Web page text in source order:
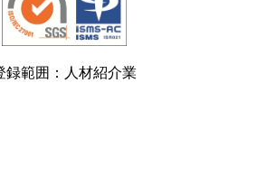
録範囲：人材紹介業